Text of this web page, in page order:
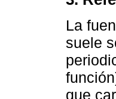
La
suele
que